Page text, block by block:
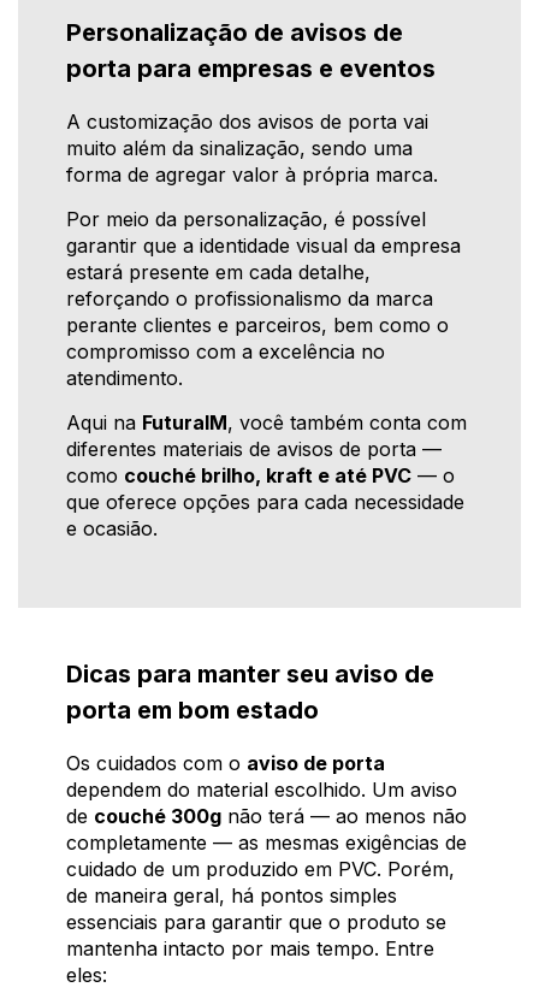
Personalização de avisos de
porta para empresas e eventos
A customização dos avisos de porta vai
muito além da sinalização, sendo uma
forma de agregar valor à própria marca.
Por meio da personalização, é possível
garantir que a identidade visual da empresa
estará presente em cada detalhe,
reforçando o profissionalismo da marca
perante clientes e parceiros, bem como o
compromisso com a excelência no
atendimento.
Aqui na FuturaIM, você também conta com
diferentes materiais de avisos de porta —
como couché brilho, kraft e até PVC — o
que oferece opções para cada necessidade
e ocasião.
Dicas para manter seu aviso de
porta em bom estado
Os cuidados com o aviso de porta
dependem do material escolhido. Um aviso
de couché 300g não terá — ao menos não
completamente — as mesmas exigências de
cuidado de um produzido em PVC. Porém,
de maneira geral, há pontos simples
essenciais para garantir que o produto se
mantenha intacto por mais tempo. Entre
eles: